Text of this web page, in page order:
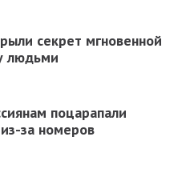
секрет мгновенной
людьми
поцарапали
за номеров